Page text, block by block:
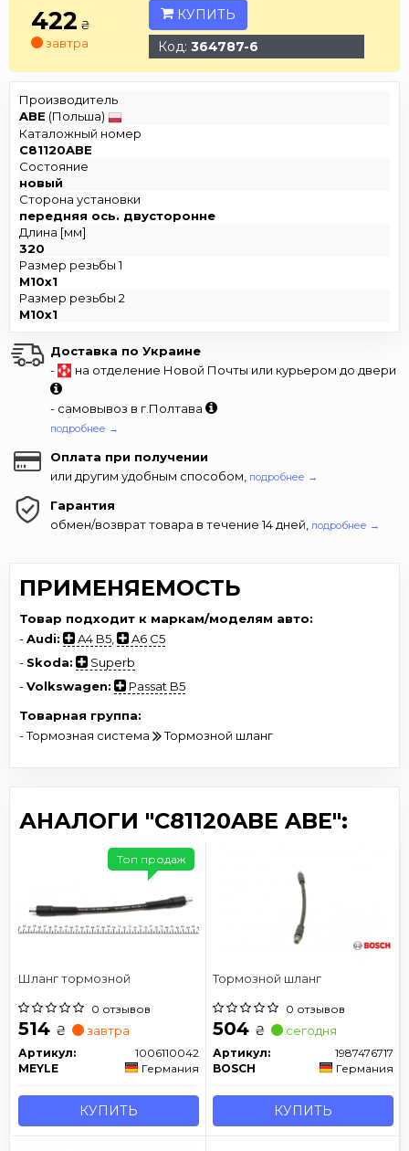
422 ₴
завтра
КУПИТЬ
Код: 364787-6
Производитель
ABE (Польша)
Каталожный номер
C81120ABE
Состояние
новый
Сторона установки
передняя ось. двусторонне
Длина [мм]
320
Размер резьбы 1
M10x1
Размер резьбы 2
M10x1
Доставка по Украине
-
на отделение Новой Почты или курьером до двери
- самовывоз в г.Полтава
подробнее →
Оплата при получении
или другим удобным способом, подробнее →
Гарантия
обмен/возврат товара в течение 14 дней, подробнее →
ПРИМЕНЯЕМОСТЬ
Товар подходит к маркам/моделям авто:
-Audi: A4 B5
A6 C5
- Skoda:
Superb
-Volkswagen:
Passat B5
Товарная группа:
- Тормозная система
Тормозной шланг
АНАЛОГИ "C81120ABE ABE":
Шланг тормозной
0 отзывов
514 ₴ завтра
Артикул:
1006110042
MEYLE
Германия
КУПИТЬ
Топ продаж
Тормозной шланг
0 отзывов
504 ₴ сегодня
Артикул:
1987476717
BOSCH
Германия
КУПИТЬ